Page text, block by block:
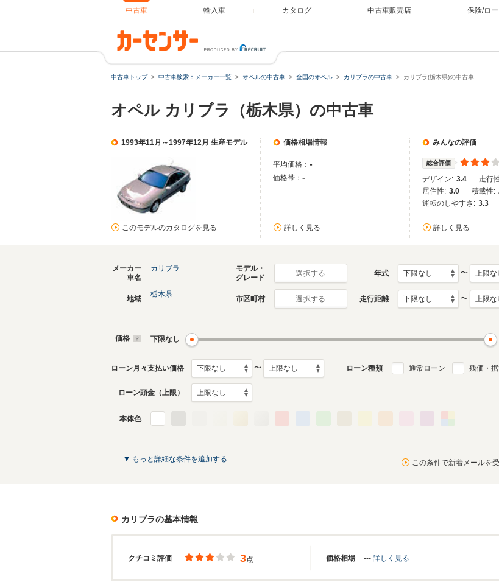
中古車 輸入車 カタログ 中古車販売店 保険/ロ
中古車トップ 中古車検索：メーカー一覧 オペルの中古車 全国のオペル カリブラの中古車 カリブラ(栃木県)の中古車
オペル カリブラ（栃木県）の中古車
1993年11月～1997年12月 生産モデル
このモデルのカタログを見る
価格相場情報
平均価格： -
価格帯： -
詳しく見る
みんなの評価
総合評価
デザイン: 3.4 走行
居住性: 3.0 積載性:
運転のしやすさ: 3.3
詳しく見る
メーカー
車名
カリブラ
モデル・
グレード
選択する 年式 〜
地域
栃木県
市区町村 選択する 走行距離 〜
価格 下限なし
ローン月々支払い価格 〜 ローン種類 通常ローン 残価・
ローン頭金（上限）
本体色
▼ もっと詳細な条件を追加する この条件で新着メールを
カリブラの基本情報
クチコミ評価 価格相場
3点 --- 詳しく見る